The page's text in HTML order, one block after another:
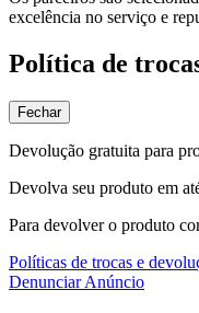
excelência no serviço e
Política de
Fechar
Devolução gratuita para
Devolva seu produto em
Para devolver o produto
Políticas de trocas e
Denunciar Anúncio